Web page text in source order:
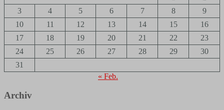
3
4 5 6 7 8
9
10
11 12 13 14 15
16
17
18 19 20 21 22
23
24
25 26 27 28 29
30
31
« Feb.
Archiv